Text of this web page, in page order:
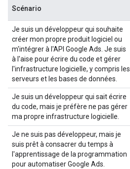
Scénario
Je suis un développeur qui souhaite
créer mon propre produit logiciel ou
m'intégrer à l'API Google Ads. Je suis
à l'aise pour écrire du code et gérer
l'infrastructure logicielle, y compris les
serveurs et les bases de données.
Je suis un développeur qui sait écrire
du code, mais je préfère ne pas gérer
ma propre infrastructure logicielle.
Je ne suis pas développeur, mais je
suis prêt à consacrer du temps à
l'apprentissage de la programmation
pour automatiser Google Ads.